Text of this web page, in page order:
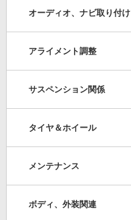
オーディオ、ナビ取り付け
アライメント調整
サスペンション関係
タイヤ＆ホイール
メンテナンス
ボディ、外装関連